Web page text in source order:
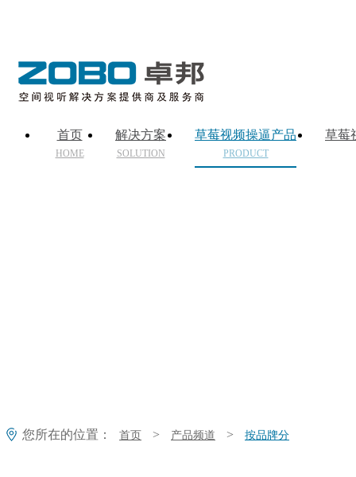
首页
HOME
解决方案
SOLUTION
草莓视频操逼产品
PRODUCT
草莓
您所在的位置： 首页 > 产品频道 > 按品牌分